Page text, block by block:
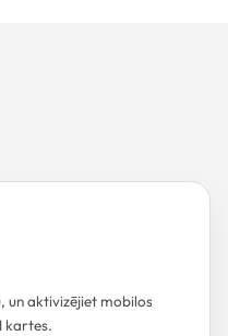
un aktivizējiet mobilos
kartes.